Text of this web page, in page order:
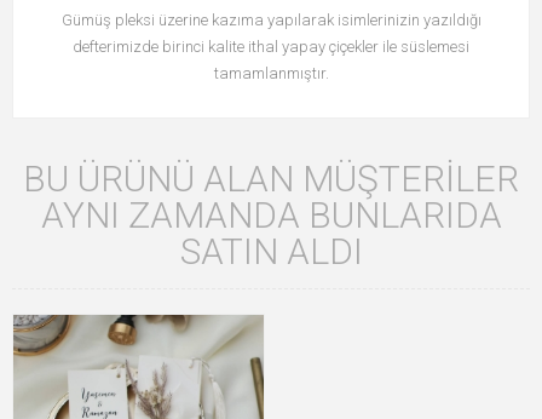
Gümüş pleksi üzerine kazıma yapılarak isimlerinizin yazıldığı
defterimizde birinci kalite ithal yapay çiçekler ile süslemesi
tamamlanmıştır.
BU ÜRÜNÜ ALAN MÜŞTERILER
AYNI ZAMANDA BUNLARIDA
SATIN ALDI